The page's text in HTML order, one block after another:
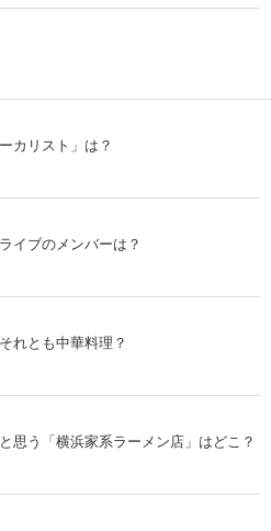
カリスト」は？
イブのメンバーは？
れとも中華料理？
思う「横浜家系ラーメン店」はどこ？